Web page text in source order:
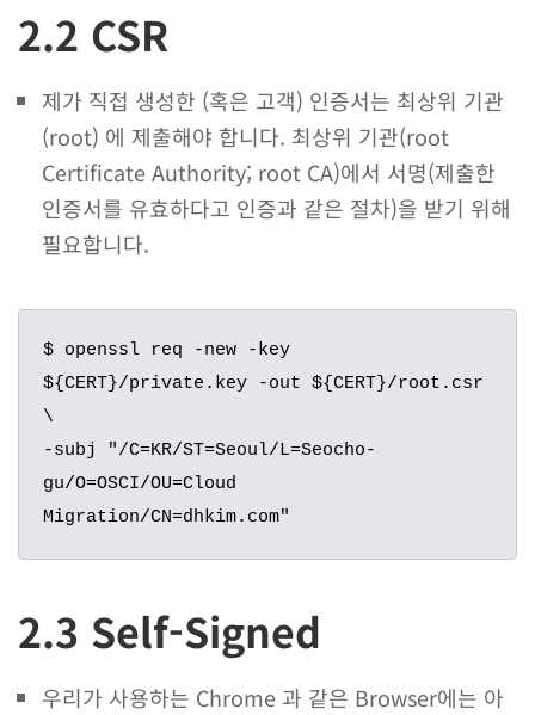
2.2 CSR
제가 직접 생성한 (혹은 고객) 인증서는 최상위 기관
(root) 에 제출해야 합니다. 최상위 기관(root
Certificate Authority; root CA)에서 서명(제출한
인증서를 유효하다고 인증과 같은 절차)을 받기 위해
필요합니다.
$ openssl req -new -key
${CERT}/private.key -out ${CERT}/root.csr
\
-subj "/C=KR/ST=Seoul/L=Seocho-
gu/O=OSCI/OU=Cloud
Migration/CN=dhkim.com"
2.3 Self-Signed
우리가 사용하는 Chrome 과 같은 Browser에는 아